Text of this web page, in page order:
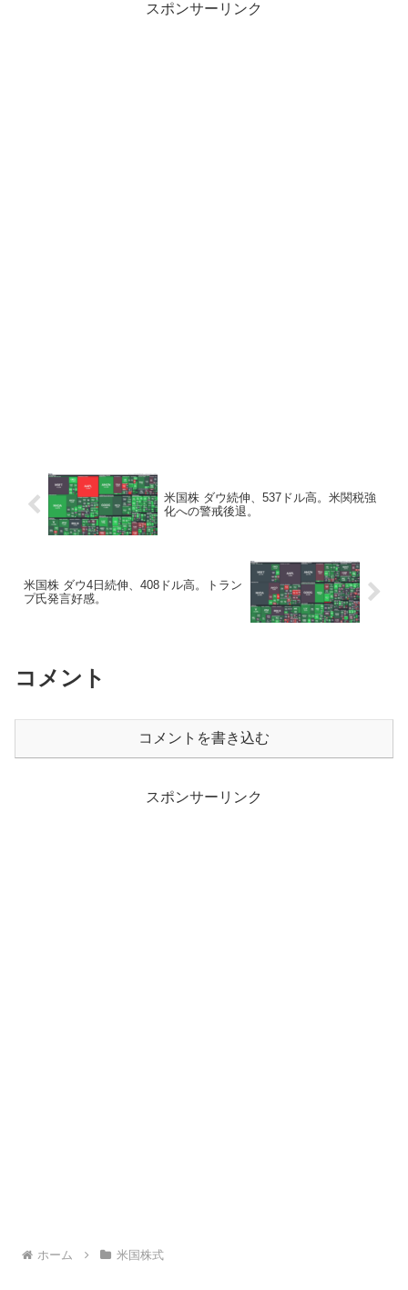
スポンサーリンク
米国株 ダウ続伸、537ドル高。米関税強
化への警戒後退。
米国株 ダウ4日続伸、408ドル高。トラン
プ氏発言好感。
コメント
コメントを書き込む
スポンサーリンク
ホーム 米国株式